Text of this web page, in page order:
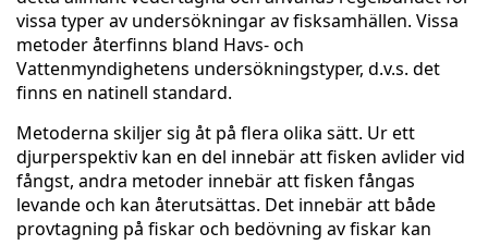
o
u
r
s
e
vissa typer av undersökningar av fisksamhällen. Vissa
metoder återfinns bland Havs- och
Vattenmyndighetens undersökningstyper, d.v.s. det
finns en natinell standard.
Metoderna skiljer sig åt på flera olika sätt. Ur ett
djurperspektiv kan en del innebär att fisken avlider vid
fångst, andra metoder innebär att fisken fångas
levande och kan återutsättas. Det innebär att både
provtagning på fiskar och bedövning av fiskar kan